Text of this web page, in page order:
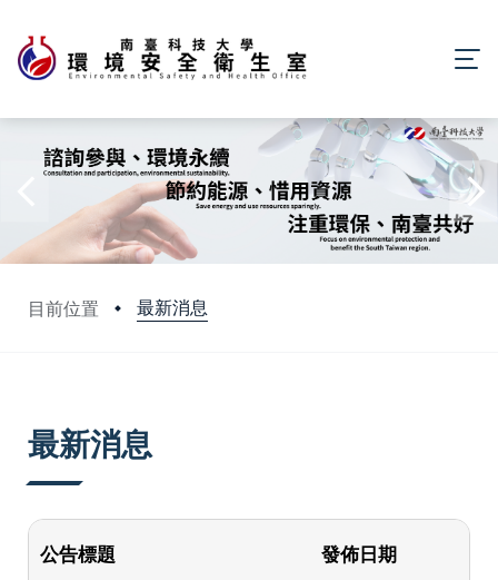
目前位置 最新消息
最新消息
公告標題 發佈日期